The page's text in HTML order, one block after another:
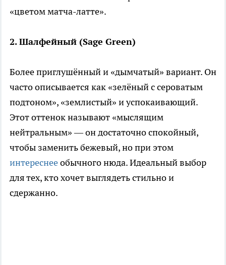
«цветом матча-латте».
2. Шалфейный (Sage Green)
Более приглушённый и «дымчатый» вариант. Он
часто описывается как «зелёный с сероватым
подтоном», «землистый» и успокаивающий.
Этот оттенок называют «мыслящим
нейтральным» — он достаточно спокойный,
чтобы заменить бежевый, но при этом
интереснееобычного нюда. Идеальный выбор
для тех, кто хочет выглядеть стильно и
сдержанно.